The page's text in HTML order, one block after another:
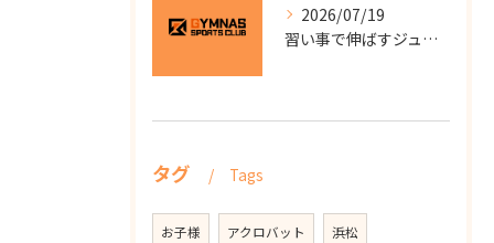
2026/07/19
習い事で伸ばすジュニアサッカー静岡県浜松市中央区大柳町のスクール選びと子供の成長ポイント
タグ Tags
お子様 アクロバット 浜松